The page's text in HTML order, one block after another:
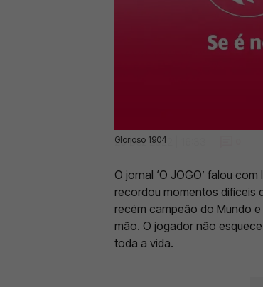
Glorioso 1904
26 Dez 2022 | 16:33 |
O jornal ‘O JOGO’ falou
recordou momentos difíceis
recém campeão do Mundo
mão. O jogador não
toda a vida.